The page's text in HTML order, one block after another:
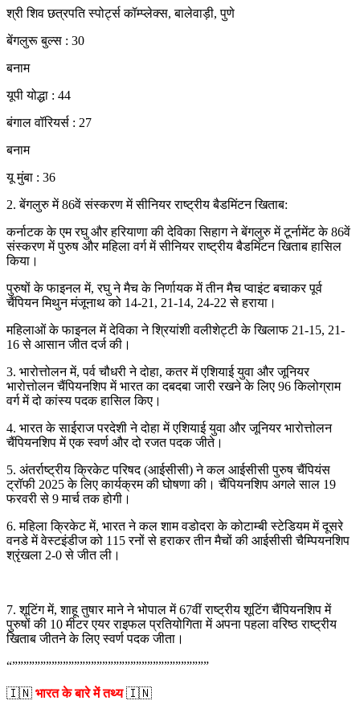
श्री शिव छत्रपति स्पोर्ट्स कॉम्प्लेक्स, बालेवाड़ी, पुणे
बेंगलुरू बुल्स : 30
बनाम
यूपी योद्धा : 44
बंगाल वॉरियर्स : 27
बनाम
यू मुंबा : 36
2. बेंगलुरु में 86वें संस्करण में सीनियर राष्ट्रीय बैडमिंटन खिताब:
कर्नाटक के एम रघु और हरियाणा की देविका सिहाग ने बेंगलुरु में टूर्नामेंट के 86वें
संस्करण में पुरुष और महिला वर्ग में सीनियर राष्ट्रीय बैडमिंटन खिताब हासिल
किया।
पुरुषों के फाइनल में, रघु ने मैच के निर्णायक में तीन मैच प्वाइंट बचाकर पूर्व
चैंपियन मिथुन मंजूनाथ को 14-21, 21-14, 24-22 से हराया।
महिलाओं के फाइनल में देविका ने श्रियांशी वलीशेट्टी के खिलाफ 21-15, 21-
16 से आसान जीत दर्ज की।
3. भारोत्तोलन में, पर्व चौधरी ने दोहा, कतर में एशियाई युवा और जूनियर
भारोत्तोलन चैंपियनशिप में भारत का दबदबा जारी रखने के लिए 96 किलोग्राम
वर्ग में दो कांस्य पदक हासिल किए।
4. भारत के साईराज परदेशी ने दोहा में एशियाई युवा और जूनियर भारोत्तोलन
चैंपियनशिप में एक स्वर्ण और दो रजत पदक जीते।
5. अंतर्राष्ट्रीय क्रिकेट परिषद (आईसीसी) ने कल आईसीसी पुरुष चैंपियंस
ट्रॉफी 2025 के लिए कार्यक्रम की घोषणा की। चैंपियनशिप अगले साल 19
फरवरी से 9 मार्च तक होगी।
6. महिला क्रिकेट में, भारत ने कल शाम वडोदरा के कोटाम्बी स्टेडियम में दूसरे
वनडे में वेस्टइंडीज को 115 रनों से हराकर तीन मैचों की आईसीसी चैम्पियनशिप
श्रृंखला 2-0 से जीत ली।
7. शूटिंग में, शाहू तुषार माने ने भोपाल में 67वीं राष्ट्रीय शूटिंग चैंपियनशिप में
पुरुषों की 10 मीटर एयर राइफल प्रतियोगिता में अपना पहला वरिष्ठ राष्ट्रीय
खिताब जीतने के लिए स्वर्ण पदक जीता।
“”””””””””””””””””””””””””””””””””””
🇮🇳 भारत के बारे में तथ्य🇮🇳